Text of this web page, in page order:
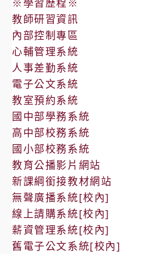
教師研習資訊
內部控制專區
心輔管理系統
人事差勤系統
電子公文系統
教室預約系統
國中部學務系統
高中部校務系統
國小部校務系統
教育公播影片網站
新課綱銜接教材網站
無聲廣播系統[校內]
線上請購系統[校內]
薪資管理系統[校內]
舊電子公文系統[校內]